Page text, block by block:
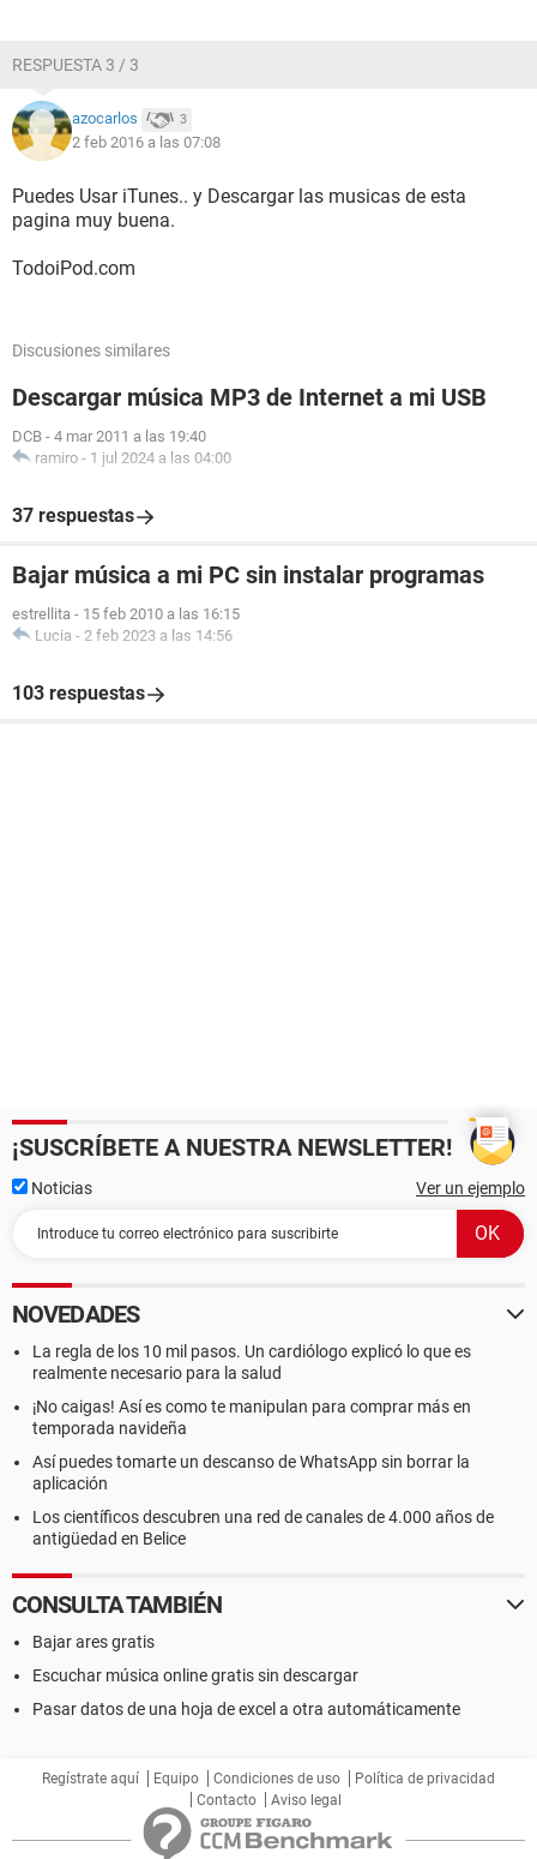
RESPUESTA 3 / 3
azocarlos 3
2 feb 2016 a las 07:08
Puedes Usar iTunes.. y Descargar las musicas de esta
pagina muy buena.
TodoiPod.com
Discusiones similares
Descargar música MP3 de Internet a mi USB
DCB - 4 mar 2011 a las 19:40
ramiro - 1 jul 2024 a las 04:00
37 respuestas
Bajar música a mi PC sin instalar programas
estrellita - 15 feb 2010 a las 16:15
Lucia - 2 feb 2023 a las 14:56
103 respuestas
¡SUSCRÍBETE A NUESTRA NEWSLETTER!
Noticias Ver un ejemplo
NOVEDADES
La regla de los 10 mil pasos. Un cardiólogo explicó lo que es
realmente necesario para la salud
¡No caigas! Así es como te manipulan para comprar más en
temporada navideña
Así puedes tomarte un descanso de WhatsApp sin borrar la
aplicación
Los científicos descubren una red de canales de 4.000 años de
antigüedad en Belice
CONSULTA TAMBIÉN
Bajar ares gratis
Escuchar música online gratis sin descargar
Pasar datos de una hoja de excel a otra automáticamente
Regístrate aquí Equipo Condiciones de uso
Política de privacidad
Contacto
Aviso legal